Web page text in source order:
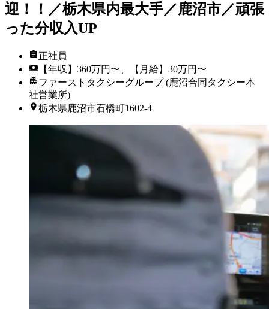
迎！！／栃木県内最大手／鹿沼市／頑張
った分収入UP
正社員
【年収】360万円〜、【月給】30万円〜
ファーストタクシーグループ (鹿沼合同タクシー本
社営業所)
栃木県鹿沼市石橋町1602-4